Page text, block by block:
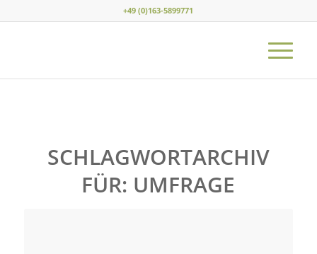
+49 (0)163-5899771
SCHLAGWORTARCHIV
FÜR: UMFRAGE